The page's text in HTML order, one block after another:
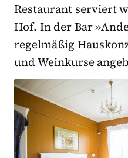
Restaurant serviert
Hof. In der Bar
regelmäßig
und Weinkurse